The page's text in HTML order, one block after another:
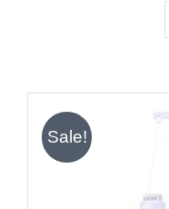
Sale!